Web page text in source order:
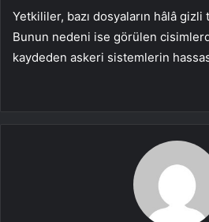
Yetkililer, bazı dosyaların hâlâ
Bunun nedeni ise görülen
kaydeden askeri sistemlerin hassas